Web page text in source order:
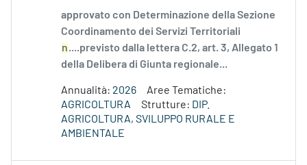
approvato con Determinazione della Sezione
Coordinamento dei Servizi Territoriali
n....previsto dalla lettera C.2, art. 3, Allegato 1
della Delibera di Giunta regionale...
Annualità: 2026
Aree Tematiche:
AGRICOLTURA
Strutture: DIP.
AGRICOLTURA, SVILUPPO RURALE E
AMBIENTALE